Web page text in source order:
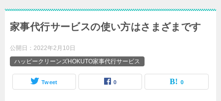
家事代行サービスの使い方はさまざまです
公開日： 2022年2月10日
ハッピークリーンズHOKUTO家事代行サービス
Tweet 0 0